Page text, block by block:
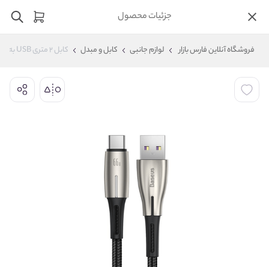
جزئیات محصول
فروشگاه آنلاین فارس بازار لوازم جانبی کابل و مبدل کابل ۲ متری USB به Type-C بیسوس مدل Baseus Water Drop CATSD-N